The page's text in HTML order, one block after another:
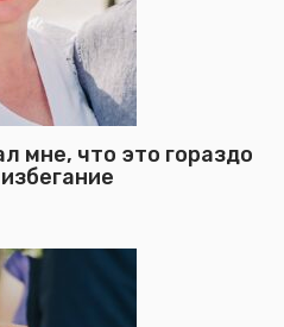
мне, что это гораздо